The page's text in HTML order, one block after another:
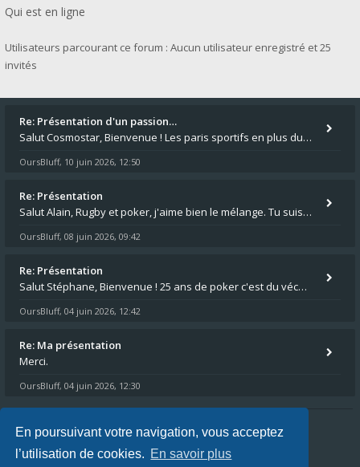
En poursuivant votre navigation, vous acceptez
l’utilisation de cookies. En savoir plus
Qui est en ligne
Utilisateurs parcourant ce forum : Aucun utilisateur enregistré et 25
invités
Re: Présentation d'un passion…
Salut Cosmostar, Bienvenue ! Les paris sportifs en plus du poker, c'est ce que je fais aussi. Surtout la NBA, je mise su
OursBluff, 10 juin 2026, 12:50
Re: Présentation
Salut Alain, Rugby et poker, j'aime bien le mélange. Tu suis le rugby du coin ? Moi j'essaie d'aller voir des matchs de
OursBluff, 08 juin 2026, 09:42
Re: Présentation
Salut Stéphane, Bienvenue ! 25 ans de poker c'est du vécu quand même. Moi je suis relativementnouveau (2018) mais j'ai a
OursBluff, 04 juin 2026, 12:42
Re: Ma présentation
Merci.
OursBluff, 04 juin 2026, 12:30